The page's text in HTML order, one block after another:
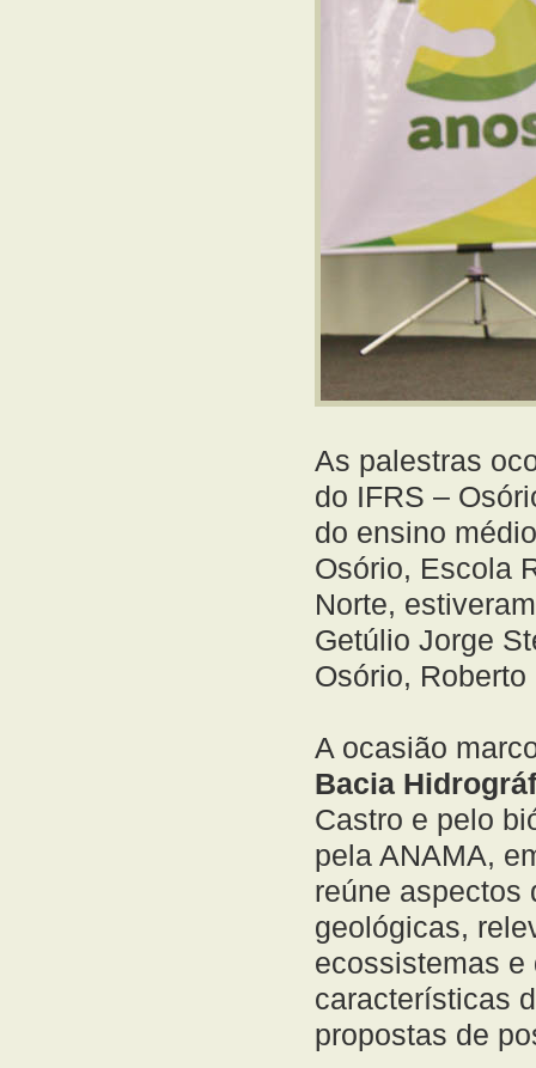
As palestras
do IFRS –
do ensino
Osório, Escola
Norte,
Getúlio Jorge
Osório,
A ocasião
Bacia
Castro e pelo
pela ANAMA,
reúne aspectos
geológicas,
ecossistemas
características
propostas de